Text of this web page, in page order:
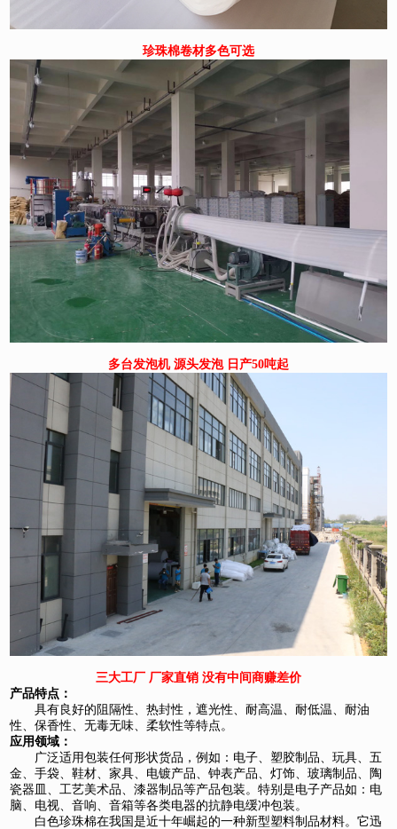
珍珠棉卷材多色可选
多台发泡机 源头发泡 日产50吨起
三大工厂 厂家直销 没有中间商赚差价
产品特点：
具有良好的阻隔性、热封性，遮光性、耐高温、耐低温、耐油
性、保香性、无毒无味、柔软性等特点。
应用领域：
广泛适用包装任何形状货品，例如：电子、塑胶制品、玩具、五
金、手袋、鞋材、家具、电镀产品、钟表产品、灯饰、玻璃制品、陶
瓷器皿、工艺美术品、漆器制品等产品包装。特别是电子产品如：电
脑、电视、音响、音箱等各类电器的抗静电缓冲包装。
白色珍珠棉在我国是近十年崛起的一种新型塑料制品材料。它迅